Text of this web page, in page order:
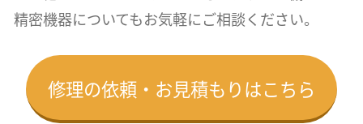
精密機器についてもお気軽にご相談ください。
修理の依頼・お見積もりはこちら